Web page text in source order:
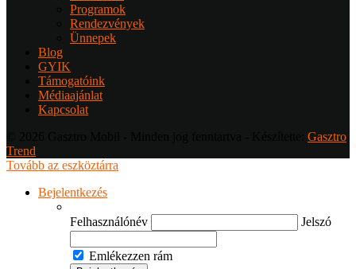
Programok
Rendezvények
Ünnepek
Blog
GYIK
Támogatóink
Médiaajánlat
Kapcsolat
Gasztro
Trend
Tovább az eszköztárra
Bejelentkezés
Felhasználónév Jelszó
Emlékezzen rám